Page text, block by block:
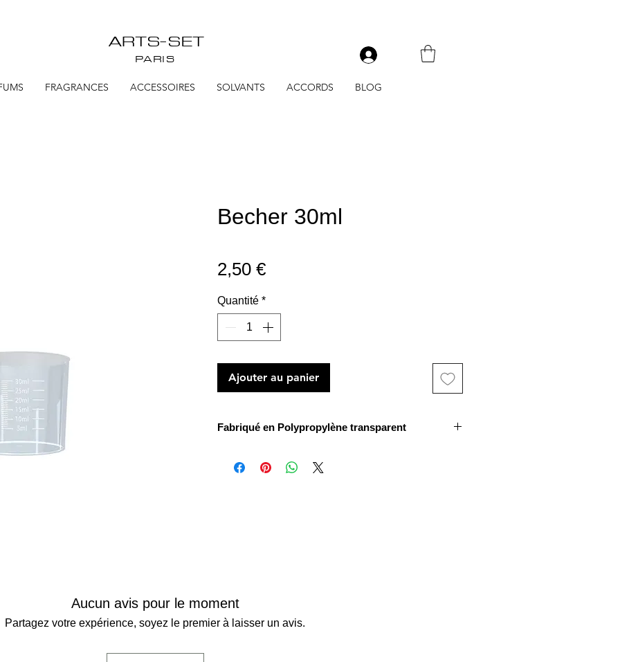
ARTS-SET
PARIS
FRAGRANCES ACCESSOIRES SOLVANTS ACCORDS BLOG
Becher 30ml
2,50 €Prix
Quantité *
Ajouter au panier
Fabriqué en Polypropylène transparent
Ils sont gradué en ml.
Aucun avis pour le moment
Partagez votre expérience, soyez le premier à laisser un avis.